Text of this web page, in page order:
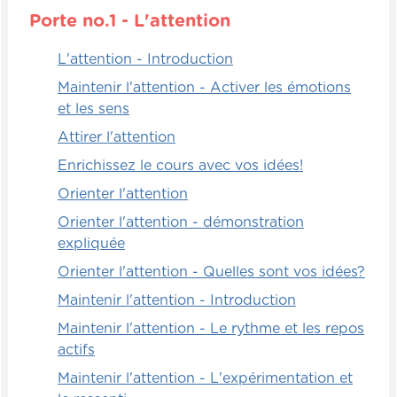
personnages que j'ai pris parmi les cartes
jeu Amélio. C'est un jeu qui se joue de
des influenceurs à travers toutes les
époques de la terre. Alors vraiment
intéressant, mon premier influenceur
"tadam!", Je vous présente en grande
Paracelse. Paracelse est souvent nommé "le
père de la médecine". C'était un Suisse qui
village pour aller soigner les gens. Une de
ses caractéristiques, c'est qu'il y avait
vraiment pour son époque un esprit
scientifique extraordinaire. Il expérimentait
[00:02:00] minéraux, il faisait des élixirs.
Porte no.1 - L'attention
L'attention - Introduction
Maintenir l'attention - Activer les émotions
et les sens
Attirer l'attention
Enrichissez le cours avec vos idées!
Orienter l'attention
Orienter l'attention - démonstration
expliquée
Orienter l'attention - Quelles sont vos idées?
Maintenir l'attention - Introduction
Maintenir l'attention - Le rythme et les repos
actifs
Maintenir l'attention - L'expérimentation et